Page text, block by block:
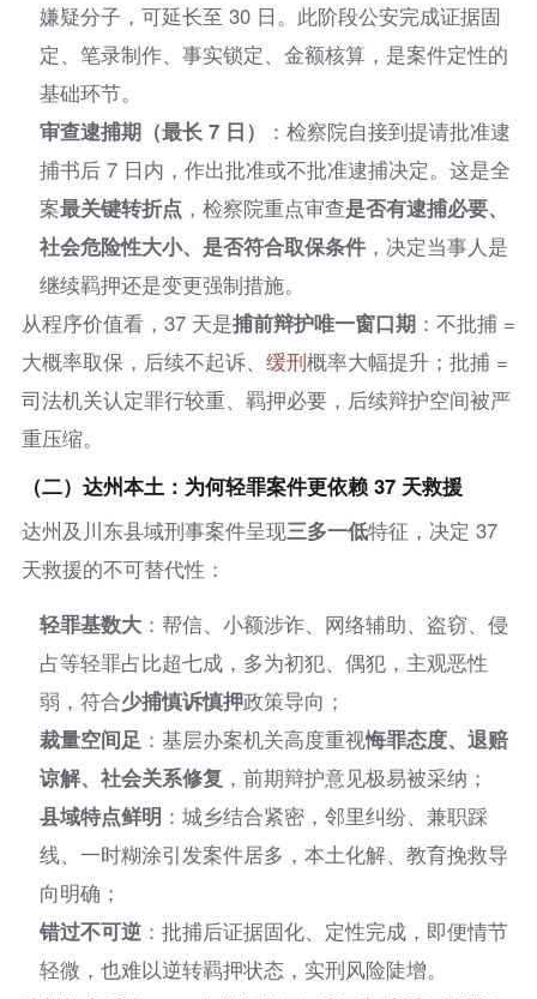
嫌疑分子，可延长至 30 日。此阶段公安完成证据固
定、笔录制作、事实锁定、金额核算，是案件定性的
基础环节。
审查逮捕期（最长 7 日）
：检察院自接到提请批准逮
捕书后 7 日内，作出批准或不批准逮捕决定。这是全
案最关键转折点 ，检察院重点审查是否有逮捕必要、
社会危险性大小、是否符合取保条件，决定当事人是
继续羁押还是变更强制措施。
从程序价值看，37 天是捕前辩护唯一窗口期：不批捕 =
大概率取保，后续不起诉、 缓刑概率大幅提升；批捕 =
司法机关认定罪行较重、羁押必要，后续辩护空间被严
重压缩。
（二）达州本土：为何轻罪案件更依赖 37 天救援
达州及川东县域刑事案件呈现三多一低特征，决定 37
天救援的不可替代性：
轻罪基数大：帮信、小额涉诈、网络辅助、盗窃、侵
占等轻罪占比超七成，多为初犯、偶犯，主观恶性
弱，符合少捕慎诉慎押政策导向；
裁量空间足：基层办案机关高度重视悔罪态度、退赔
谅解、社会关系修复 ，前期辩护意见极易被采纳；
县域特点鲜明 ：城乡结合紧密，邻里纠纷、兼职踩
线、一时糊涂引发案件居多，本土化解、教育挽救导
向明确；
错过不可逆：批捕后证据固化、定性完成，即便情节
轻微，也难以逆转羁押状态，实刑风险陡增。